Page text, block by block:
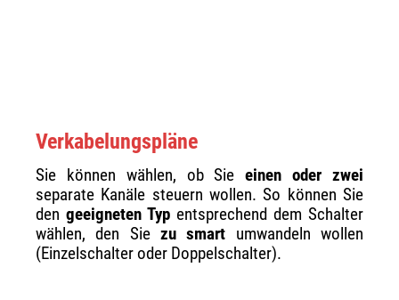
Verkabelungspläne
Sie können wählen, ob Sieeinen oder zwei
separate Kanäle steuern wollen. So können Sie
den geeigneten Typ entsprechend dem Schalter
wählen, den Sie zu smart umwandeln wollen
(Einzelschalter oder Doppelschalter).